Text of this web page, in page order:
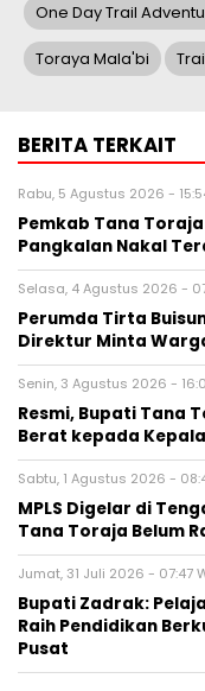
One Day Trail
Toraya Mala'bi
BERITA TERKAIT
Rabu, 5 Agustus 2026 -
Pemkab Tana
Pangkalan Nakal
Selasa, 4 Agustus 2026 -
Perumda Tirta
Direktur Minta
Senin, 3 Agustus 2026 -
Resmi, Bupati Tana
Berat kepada
Sabtu, 1 Agustus 2026 -
MPLS Digelar di
Tana Toraja Belum
Jumat, 31 Juli 2026 - 07:47
Bupati Zadrak:
Raih Pendidikan
Pusat